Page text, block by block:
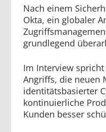
Nach einem
Okta, ein globaler
grundlegend
Im Interview spricht
Angriffs, die neuen
identitätsbasierter
kontinuierliche
Kunden besser